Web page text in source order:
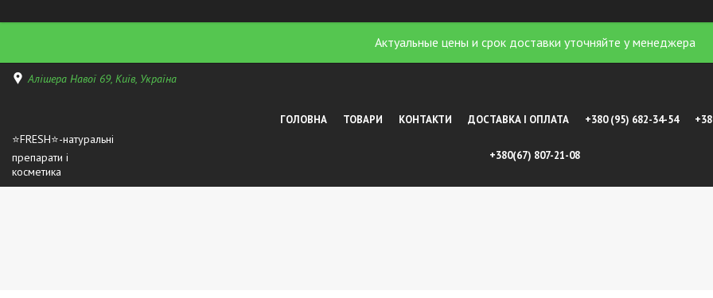
Актуальные цены и срок доставки уточняйте у менеджера
Алішера Навої 69, Київ, Україна
⭐FRESH⭐-натуральні
препарати і
косметика
ГОЛОВНА ТОВАРИ КОНТАКТИ ДОСТАВКА І ОПЛАТА +380 (95) 682-34-54
+380(67) 807-21-08